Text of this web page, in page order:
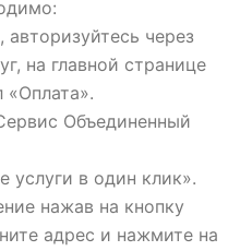
через
на главной странице
«Оплата».
Объединенный
услуги в один клик».
нажав на кнопку
адрес и нажмите на